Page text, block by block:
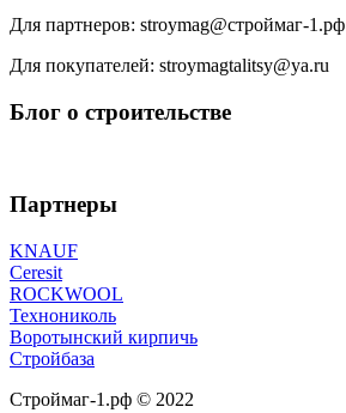
Для партнеров: stroymag@строймаг-1.рф
Для покупателей: stroymagtalitsy@ya.ru
Блог о строительстве
Партнеры
KNAUF
Ceresit
ROCKWOOL
Технониколь
Воротынский кирпичь
Стройбаза
Строймаг-1.рф © 2022